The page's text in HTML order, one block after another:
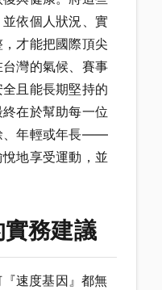
依個人狀況、實
才能把國際頂尖
灣的氣候、賽事
且能長期堅持的
在於幫助每一位
、年輕或年長——
地享受運動，並
務建議
『速度基因』都無